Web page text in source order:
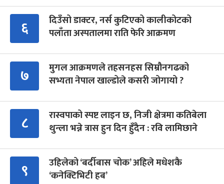
६
दिउँसो डाक्टर, नर्स कुटिएको कालीकोटको
पलाँता अस्पतालमा राति फेरि आक्रमण
७
मुगल आक्रमणले तहसनहस सिम्रौनगढको
सभ्यता नेपाल खाल्डोले कसरी जोगायो ?
८
रास्वपाको स्पष्ट लाइन छ, निजी क्षेत्रमा कतिबेला
थुन्ला भन्ने त्रास हुन दिन हुँदैन : रवि लामिछाने
९
उहिलेको ‘बर्दीबास चोक’ अहिले मधेशकै
‘कनेक्टिभिटी हब’